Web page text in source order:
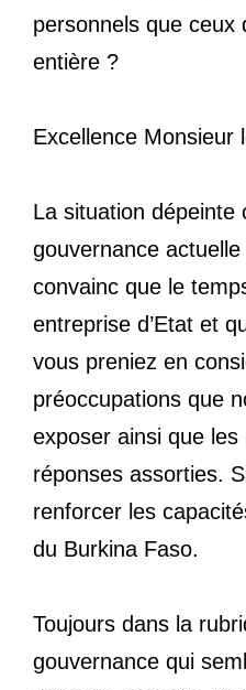
personnels que ceux
entière ?
Excellence Monsieur
La situation dépeinte
gouvernance
convainc que le
entreprise d’Etat et
vous preniez en
préoccupations que
exposer ainsi que
réponses assorties.
renforcer les
du Burkina Faso.
Toujours dans la
gouvernance qui